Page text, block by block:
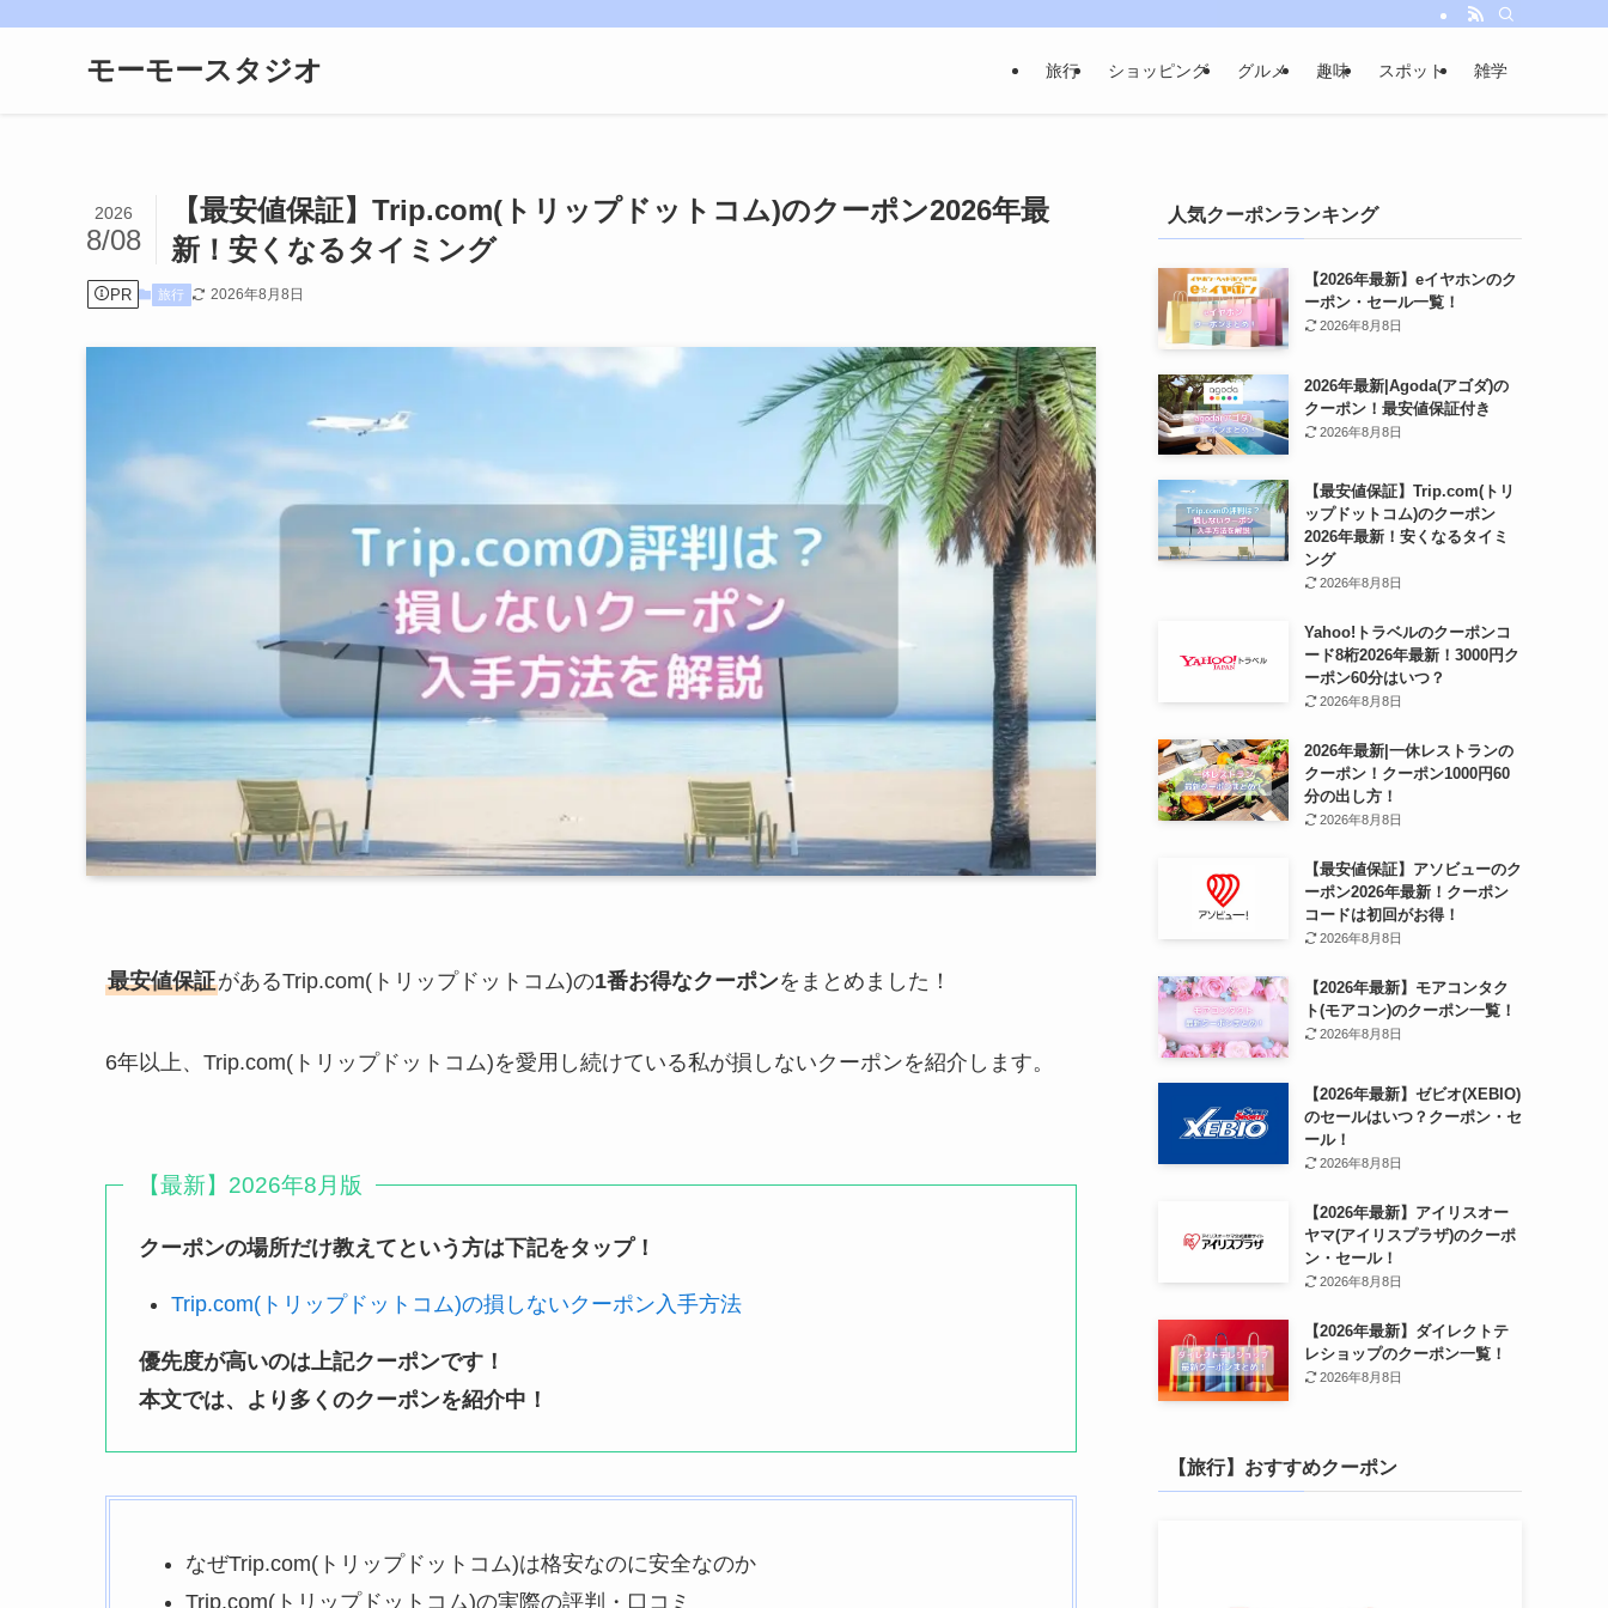
モーモースタジオ 旅行 ショッピング グルメ 趣味 スポット 雑学
【最安値保証】Trip.com(トリップドットコム)のクーポン2026年最
新！安くなるタイミング
2026
8/08
PR 旅行 2026年8月8日
最安値保証があるTrip.com(トリップドットコム)の1番お得なクーポンをまとめました！
6年以上、Trip.com(トリップドットコム)を愛用し続けている私が損しないクーポンを紹介します。
【最新】2026年8月版
クーポンの場所だけ教えてという方は下記をタップ！
Trip.com(トリップドットコム)の損しないクーポン入手方法
優先度が高いのは上記クーポンです！
本文では、より多くのクーポンを紹介中！
なぜTrip.com(トリップドットコム)は格安なのに安全なのか
Trip.com(トリップドットコム)の実際の評判・口コミ
人気クーポンランキング
【2026年最新】eイヤホンのク
ーポン・セール一覧！
2026年8月8日
2026年最新|Agoda(アゴダ)の
クーポン！最安値保証付き
2026年8月8日
【最安値保証】Trip.com(トリ
ップドットコム)のクーポン
2026年最新！安くなるタイミ
ング
2026年8月8日
Yahoo!トラベルのクーポンコ
ード8桁2026年最新！3000円ク
ーポン60分はいつ？
2026年8月8日
2026年最新|一休レストランの
クーポン！クーポン1000円60
分の出し方！
2026年8月8日
【最安値保証】アソビューのク
ーポン2026年最新！クーポン
コードは初回がお得！
2026年8月8日
【2026年最新】モアコンタク
ト(モアコン)のクーポン一覧！
2026年8月8日
【2026年最新】ゼビオ(XEBIO)
のセールはいつ？クーポン・セ
ール！
2026年8月8日
【2026年最新】アイリスオー
ヤマ(アイリスプラザ)のクーポ
ン・セール！
2026年8月8日
【2026年最新】ダイレクトテ
レショップのクーポン一覧！
2026年8月8日
【旅行】おすすめクーポン